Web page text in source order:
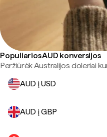
Populiarios AUD konversijos
Peržiūrėk Australijos doleriai
AUD į USD
AUD į GBP